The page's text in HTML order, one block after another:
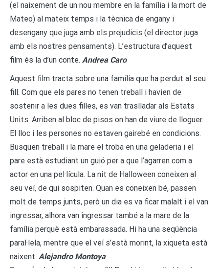
(el naixement de un nou membre en la família i la mort de
Mateo) al mateix temps i la tècnica de engany i
desengany que juga amb els prejudicis (el director juga
amb els nostres pensaments). L’estructura d’aquest
film és la d’un conte. Andrea Caro
Aquest film tracta sobre una família que ha perdut al seu
fill. Com que els pares no tenen treball i havien de
sostenir a les dues filles, es van traslladar als Estats
Units. Arriben al bloc de pisos on han de viure de lloguer.
El lloc i les persones no estaven gairebé en condicions.
Busquen treball i la mare el troba en una geladeria i el
pare està estudiant un guió per a que l’agarren com a
actor en una pel·lícula. La nit de Halloween coneixen al
seu veí, de qui sospiten. Quan es coneixen bé, passen
molt de temps junts, però un dia es va ficar malalt i el van
ingressar, alhora van ingressar també a la mare de la
família perquè està embarassada. Hi ha una seqüència
paral·lela, mentre que el veí s’està morint, la xiqueta està
naixent. Alejandro Montoya